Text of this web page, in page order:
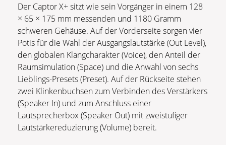
Der Captor X+ sitzt wie sein Vorgänger in einem 128
× 65 × 175 mm messenden und 1180 Gramm
schweren Gehäuse. Auf der Vorderseite sorgen vier
Potis für die Wahl der Ausgangslautstärke (Out Level),
den globalen Klangcharakter (Voice), den Anteil der
Raumsimulation (Space) und die Anwahl von sechs
Lieblings-Presets (Preset). Auf der Rückseite stehen
zwei Klinkenbuchsen zum Verbinden des Verstärkers
(Speaker In) und zum Anschluss einer
Lautsprecherbox (Speaker Out) mit zweistufiger
Lautstärkereduzierung (Volume) bereit.